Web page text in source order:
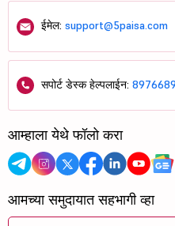
ईमेल: support@5paisa.com
सपोर्ट डेस्क हेल्पलाईन:
आम्हाला येथे फॉलो करा
आमच्या समुदायात सहभागी व्हा